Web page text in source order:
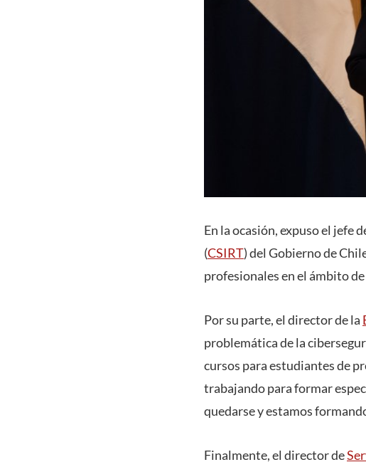
En la ocasión, expuso el jefe
(CSIRT) del Gobierno de
profesionales en el ámbito
Por su parte, el director de la
problemática de la
cursos para estudiantes de
trabajando para formar
quedarse y estamos
Finalmente, el director de